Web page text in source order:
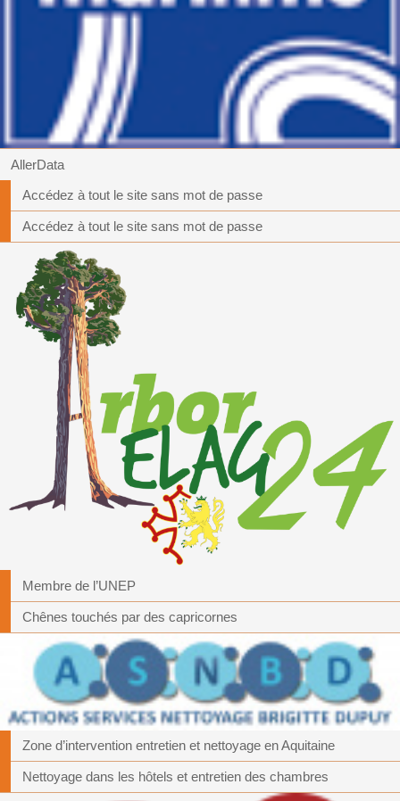
AllerData
Accédez à tout le site sans mot de passe
Accédez à tout le site sans mot de passe
Membre de l’UNEP
Chênes touchés par des capricornes
Zone d’intervention entretien et nettoyage en Aquitaine
Nettoyage dans les hôtels et entretien des chambres